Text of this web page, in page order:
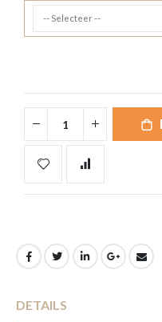
DETAILS